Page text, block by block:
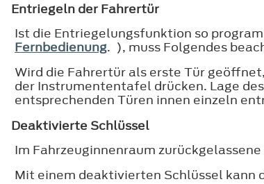
Entriegeln der Fahrertür
Ist die Entriegelungsfunktion so
Fernbedienung. ), muss Folgendes
Wird die Fahrertür als erste Tür
der Instrumententafel drücken. Lage
entsprechenden Türen innen einzeln
Deaktivierte Schlüssel
Im Fahrzeuginnenraum
Mit einem deaktivierten Schlüssel